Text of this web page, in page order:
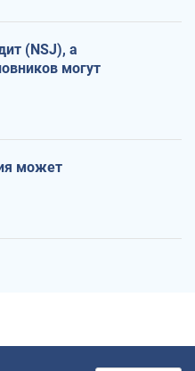
(NSJ), а
могут
может